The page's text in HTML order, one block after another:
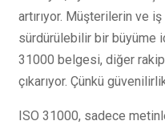
artırıyor. Müşterilerin ve
sürdürülebilir bir büyüme
31000 belgesi, diğer
çıkarıyor. Çünkü
ISO 31000, sadece